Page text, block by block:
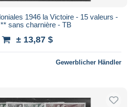
1946 la Victoire - 15 valeurs -
sans charnière - TB
± 13,87 $
Gewerblicher Händler